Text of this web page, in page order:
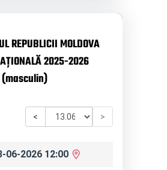
REPUBLICII MOLDOVA
2025-2026
(masculin)
< >
06-2026 12:00